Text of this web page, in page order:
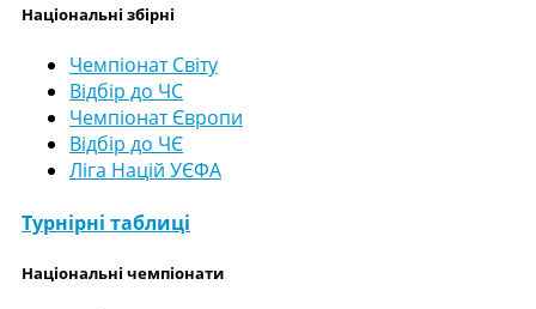
Національні збірні
Чемпіонат Світу
Відбір до ЧС
Чемпіонат Європи
Відбір до ЧЄ
Ліга Націй УЄФА
Турнірні таблиці
Національні чемпіонати